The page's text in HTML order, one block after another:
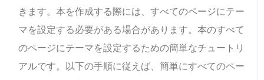
きます。本を作成する際には、すべてのページにテー
マを設定する必要がある場合があります。本のすべて
のページにテーマを設定するための簡単なチュートリ
アルです。以下の手順に従えば、簡単にすべてのペー